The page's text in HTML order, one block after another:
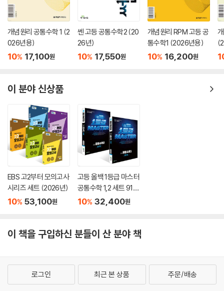
개념원리 공통수학 1 (2
026년용)
10% 17,100원
쎈 고등 공통수학2 (20
26년)
10% 17,550원
개념원리 RPM 고등 공
통수학1 (2026년용)
10% 16,200원
이 분야 신상품
EBS 고2부터 모의고사
시리즈 세트 (2026년)
10% 53,100원
고등 올백 1등급 마스터
공통수학 1,2 세트 910
제+817제 (2026) : 일
10% 32,400원
이 책을 구입하신 분들이 산 분야 책
로그인 최근 본 상품 주문/배송